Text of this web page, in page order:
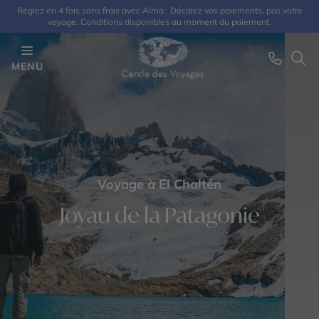
Réglez en 4 fois sans frais avec Alma : Décalez vos paiements, pas votre
voyage. Conditions disponibles au moment du paiement.
MENU
Voyage à El Chaltén
Joyau de la Patagonie